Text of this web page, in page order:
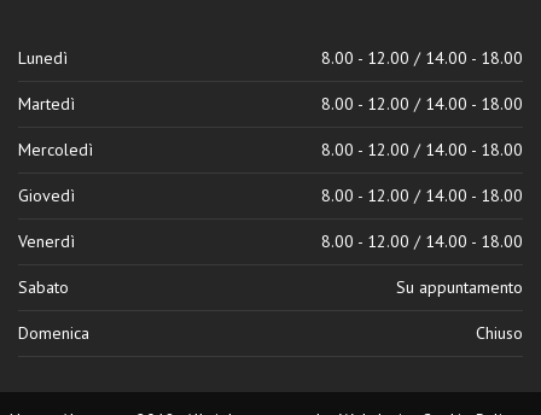
Lunedì 8.00 - 12.00 / 14.00 - 18.00
Martedì 8.00 - 12.00 / 14.00 - 18.00
Mercoledì 8.00 - 12.00 / 14.00 - 18.00
Giovedì 8.00 - 12.00 / 14.00 - 18.00
Venerdì 8.00 - 12.00 / 14.00 - 18.00
Sabato Su appuntamento
Domenica Chiuso